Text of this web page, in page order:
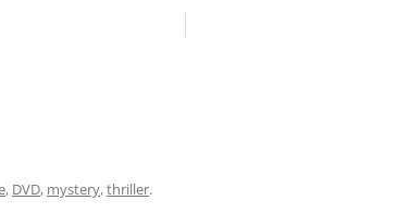
, DVD, mystery,thriller.